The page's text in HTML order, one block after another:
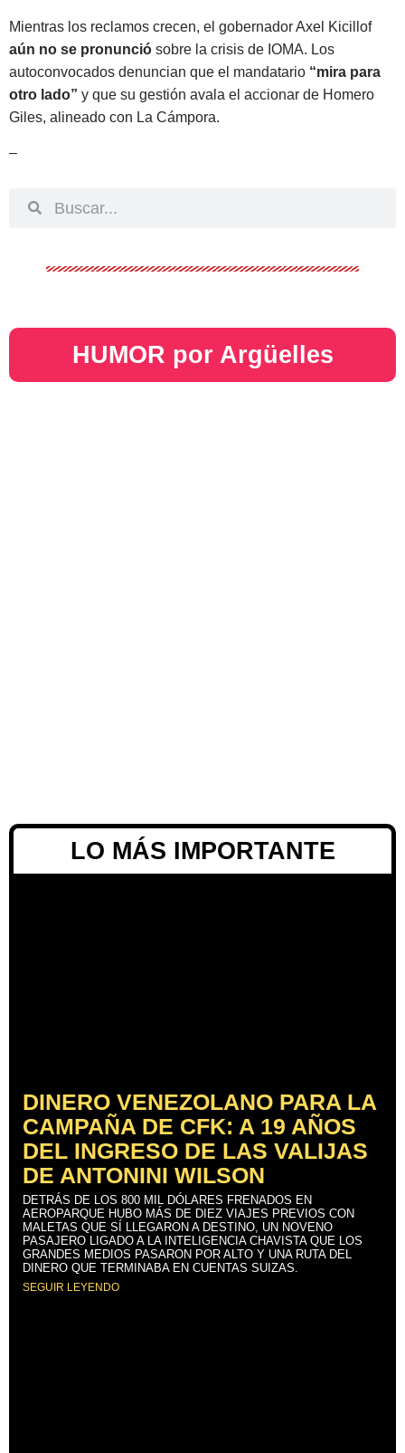
Mientras los reclamos crecen, el gobernador Axel Kicillof
aún no se pronunció sobre la crisis de IOMA. Los
autoconvocados denuncian que el mandatario “mira para
otro lado” y que su gestión avala el accionar de Homero
Giles, alineado con La Cámpora.
–
HUMOR por Argüelles​
LO MÁS IMPORTANTE
DINERO VENEZOLANO PARA LA
CAMPAÑA DE CFK: A 19 AÑOS
DEL INGRESO DE LAS VALIJAS
DE ANTONINI WILSON
DETRÁS DE LOS 800 MIL DÓLARES FRENADOS EN
AEROPARQUE HUBO MÁS DE DIEZ VIAJES PREVIOS CON
MALETAS QUE SÍ LLEGARON A DESTINO, UN NOVENO
PASAJERO LIGADO A LA INTELIGENCIA CHAVISTA QUE LOS
GRANDES MEDIOS PASARON POR ALTO Y UNA RUTA DEL
DINERO QUE TERMINABA EN CUENTAS SUIZAS.
SEGUIR LEYENDO